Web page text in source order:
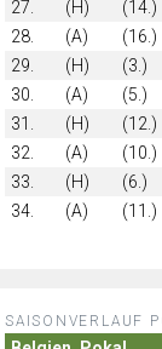
27.
(H) (14.)
28.
(A) (16.)
29.
(H) (3.)
30.
(A) (5.)
31.
(H) (12.)
32.
(A) (10.)
33.
(H) (6.)
34.
(A) (11.)
SAISONVERLAUF